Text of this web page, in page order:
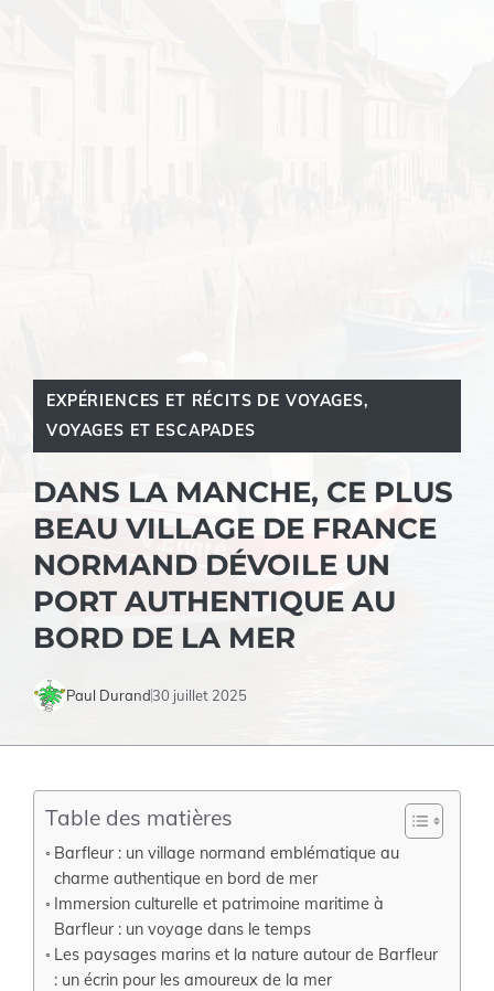
EXPÉRIENCES ET RÉCITS DE VOYAGES,
VOYAGES ET ESCAPADES
DANS LA MANCHE, CE PLUS
BEAU VILLAGE DE FRANCE
NORMAND DÉVOILE UN
PORT AUTHENTIQUE AU
BORD DE LA MER
Paul Durand30 juillet 2025
Table des matières
Barfleur : un village normand emblématique au
charme authentique en bord de mer
Immersion culturelle et patrimoine maritime à
Barfleur : un voyage dans le temps
Les paysages marins et la nature autour de Barfleur
: un écrin pour les amoureux de la mer